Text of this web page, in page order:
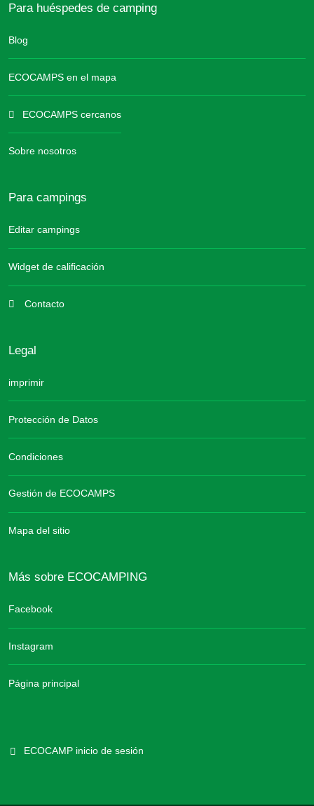
Para huéspedes de camping
Blog
ECOCAMPS en el mapa
ECOCAMPS cercanos
Sobre nosotros
Para campings
Editar campings
Widget de calificación
Contacto
Legal
imprimir
Protección de Datos
Condiciones
Gestión de ECOCAMPS
Mapa del sitio
Más sobre ECOCAMPING
Facebook
Instagram
Página principal
ECOCAMP inicio de sesión